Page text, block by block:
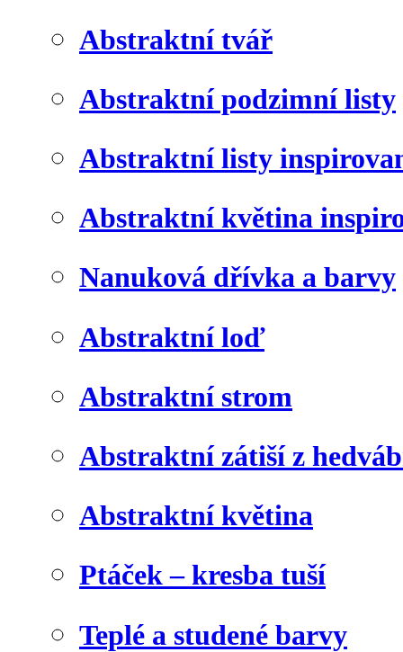
Abstraktní tvář
Abstraktní podzimní listy
Abstraktní listy
Abstraktní květina
Nanuková dřívka a barvy
Abstraktní loď
Abstraktní strom
Abstraktní zátiší z
Abstraktní květina
Ptáček – kresba tuší
Teplé a studené barvy